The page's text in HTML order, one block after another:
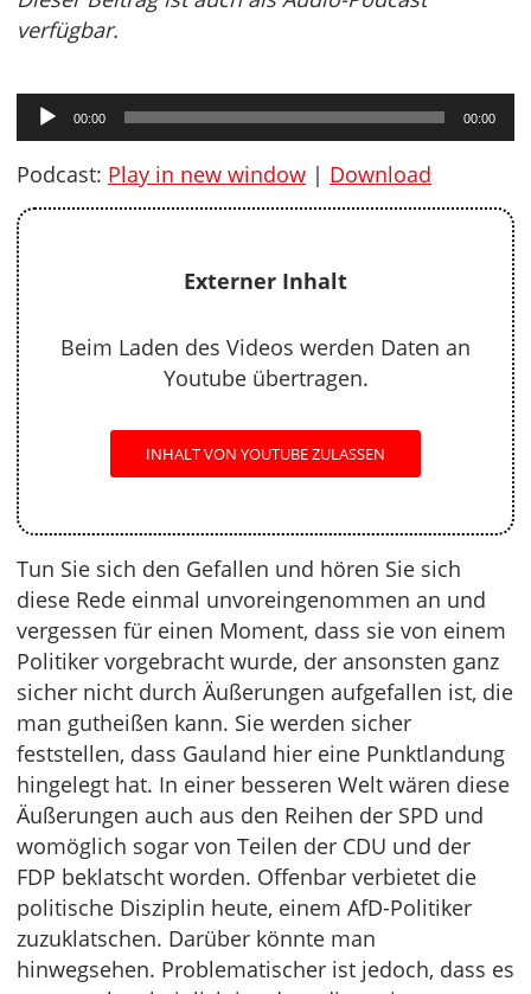
verfügbar.
Audio-
Player
00:00 00:00
Podcast: Play in new window | Download
Externer Inhalt
Beim Laden des Videos werden Daten an
Youtube übertragen.
INHALT VON YOUTUBE ZULASSEN
Tun Sie sich den Gefallen und hören Sie sich
diese Rede einmal unvoreingenommen an und
vergessen für einen Moment, dass sie von einem
Politiker vorgebracht wurde, der ansonsten ganz
sicher nicht durch Äußerungen aufgefallen ist, die
man gutheißen kann. Sie werden sicher
feststellen, dass Gauland hier eine Punktlandung
hingelegt hat. In einer besseren Welt wären diese
Äußerungen auch aus den Reihen der SPD und
womöglich sogar von Teilen der CDU und der
FDP beklatscht worden. Offenbar verbietet die
politische Disziplin heute, einem AfD-Politiker
zuzuklatschen. Darüber könnte man
hinwegsehen. Problematischer ist jedoch, dass es